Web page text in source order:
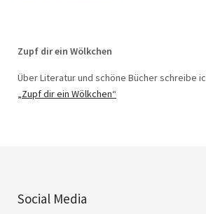
Zupf dir ein Wölkchen
Über Literatur und schöne Bücher schreibe
„Zupf dir ein Wölkchen“
Social Media